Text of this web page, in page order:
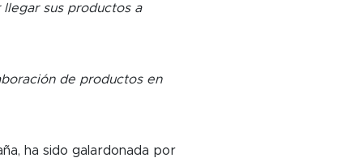
sus productos a
de productos en
ha sido galardonada por